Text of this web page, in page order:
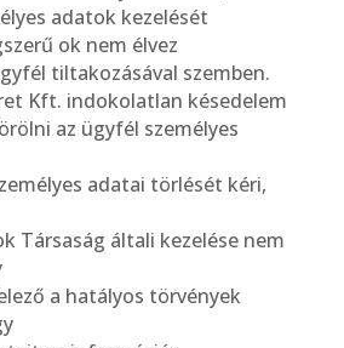
adatok kezelését
ok nem élvez
tiltakozásával szemben.
Kft. indokolatlan késedelem
az ügyfél személyes
adatai törlését kéri,
Társaság általi kezelése nem
a hatályos törvények